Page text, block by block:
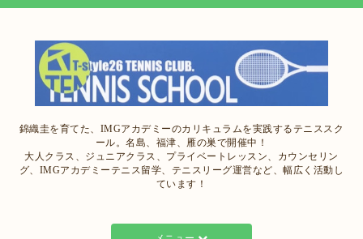
錦織圭を育てた、IMGアカデミーのカリキュラムを実践するテニススク
ール。名島、福津、雁の巣で開催中！
大人クラス、ジュニアクラス、プライベートレッスン、カウンセリン
グ、IMGアカデミーテニス留学、テニスリーグ運営など、幅広く活動し
ています！